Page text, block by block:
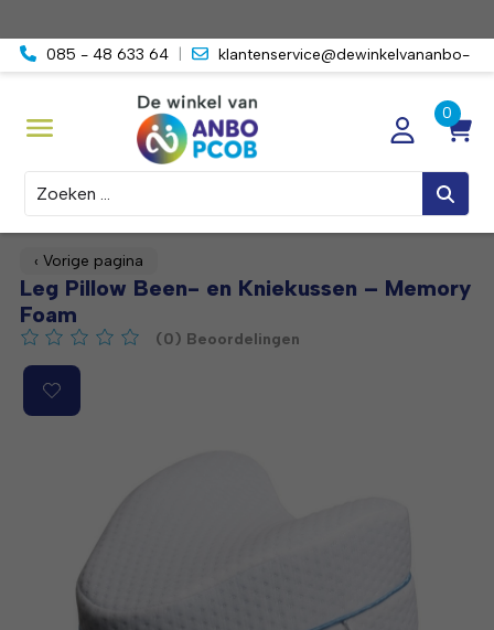
085 - 48 633 64
klantenservice@dewinkelvananbo-
Zoeken
‹ Vorige pagina
Leg Pillow Been- en Kniekussen – Memory
Foam
De beoordeling van dit product is0van de 5
(0) Beoordelingen
Product image slideshow Items